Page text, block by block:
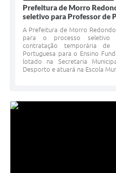
Prefeitura de Morro
seletivo para Professor de
A Prefeitura de Morro
para o processo seletivo
contratação temporária
Portuguesa para o Ensino
lotado na Secretaria
Desporto e atuará na Escola